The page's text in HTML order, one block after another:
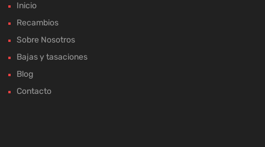
Inicio
Recambios
Sobre Nosotros
Bajas y tasaciones
Blog
Contacto